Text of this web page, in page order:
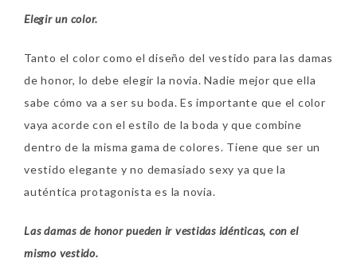
Elegir un color.
Tanto el color como el diseño del vestido para las damas
de honor, lo debe elegir la novia. Nadie mejor que ella
sabe cómo va a ser su boda. Es importante que el color
vaya acorde con el estilo de la boda y que combine
dentro de la misma gama de colores. Tiene que ser un
vestido elegante y no demasiado sexy ya que la
auténtica protagonista es la novia.
Las damas de honor pueden ir vestidas idénticas, con el
mismo vestido.